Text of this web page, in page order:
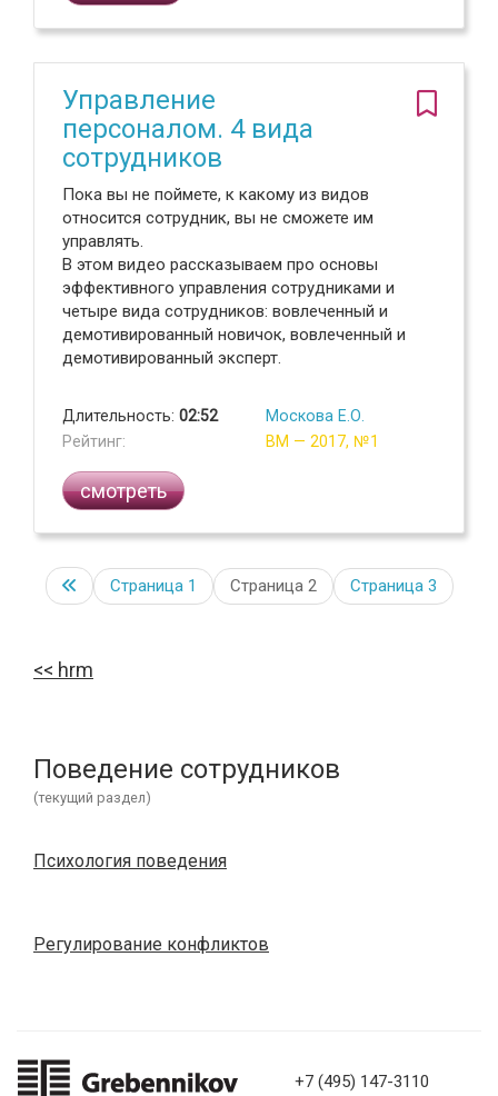
Управление
персоналом. 4 вида
сотрудников
Пока вы не поймете, к какому из видов
относится сотрудник, вы не сможете им
управлять.
В этом видео рассказываем про основы
эффективного управления сотрудниками и
четыре вида сотрудников: вовлеченный и
демотивированный новичок, вовлеченный и
демотивированный эксперт.
Длительность: 02:52
Рейтинг:
Москова Е.О.
ВМ — 2017, №1
смотреть
Страница 1 Страница 2 Страница 3
hrm
Поведение сотрудников
(текущий раздел)
Психология поведения
Регулирование конфликтов
+7 (495) 147-3110